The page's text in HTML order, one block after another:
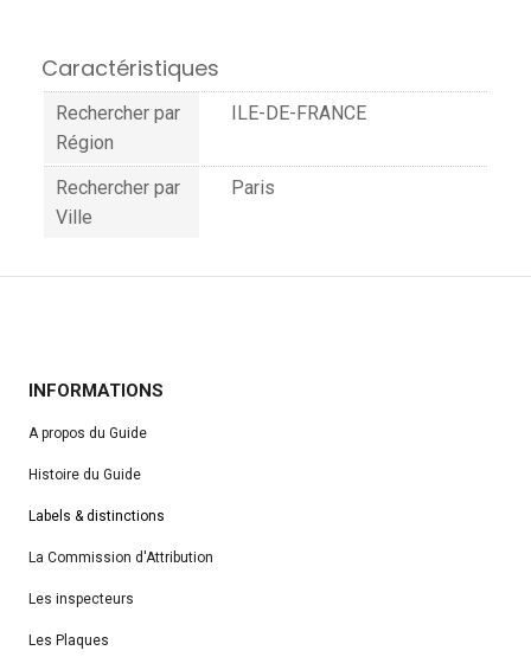
Caractéristiques
Rechercher par
Région
ILE-DE-FRANCE
Rechercher par
Ville
Paris
INFORMATIONS
A propos du Guide
Histoire du Guide
Labels & distinctions
La Commission d'Attribution
Les inspecteurs
Les Plaques